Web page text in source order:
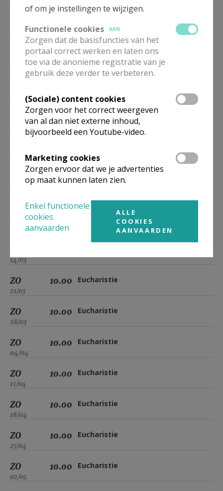
17/01
24/01
10.00 Eucharistie
10.00 Eucharistie
07/02
10.00 Eucharistie
14/02
10.00 Eucharistie
21/02
10.00 Eucharistie
07/03
10.00 Eucharistie
14/03
ZO
21/03
10.00 Eucharistie
ZO
28/03
10.00 Eucharistie
ZO
04/04
10.00 Eucharistie
ZO
11/04
10.00 Eucharistie
ZO
18/04
10.00 Eucharistie
ZO
25/04
10.00 Eucharistie
ZO
02/05
10.00 Eucharistie
of om je instellingen te wijzigen.
Functionele cookies
AAN
Zorgen dat de basisfuncties van het
portaal correct werken en laten ons
toe via de anonieme registratie van je
gebruik deze verder te verbeteren.
(Sociale) content cookies
Zorgen voor het correct weergeven
van al dan niet externe inhoud,
bijvoorbeeld een Youtube-video.
Marketing cookies
Zorgen ervoor dat we je advertenties
op maat kunnen laten zien.
Enkel functionele
cookies
aanvaarden
ALLE
COOKIES
AANVAARDEN